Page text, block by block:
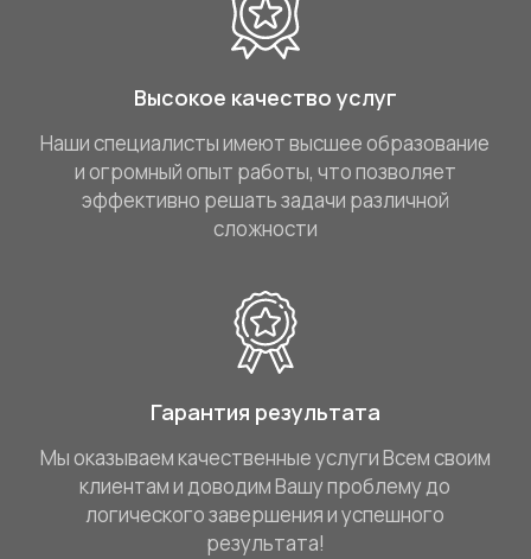
Высокое качество услуг
Наши специалисты имеют высшее образование
и огромный опыт работы, что позволяет
эффективно решать задачи различной
сложности
Гарантия результата
Мы оказываем качественные услуги Всем своим
клиентам и доводим Вашу проблему до
логического завершения и успешного
результата!